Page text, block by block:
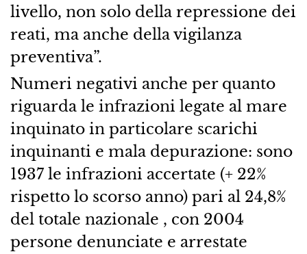
livello, non solo della repressione dei
reati, ma anche della vigilanza
preventiva”.
Numeri negativi anche per quanto
riguarda le infrazioni legate al mare
inquinato in particolare scarichi
inquinanti e mala depurazione: sono
1937 le infrazioni accertate (+ 22%
rispetto lo scorso anno) pari al 24,8%
del totale nazionale , con 2004
persone denunciate e arrestate